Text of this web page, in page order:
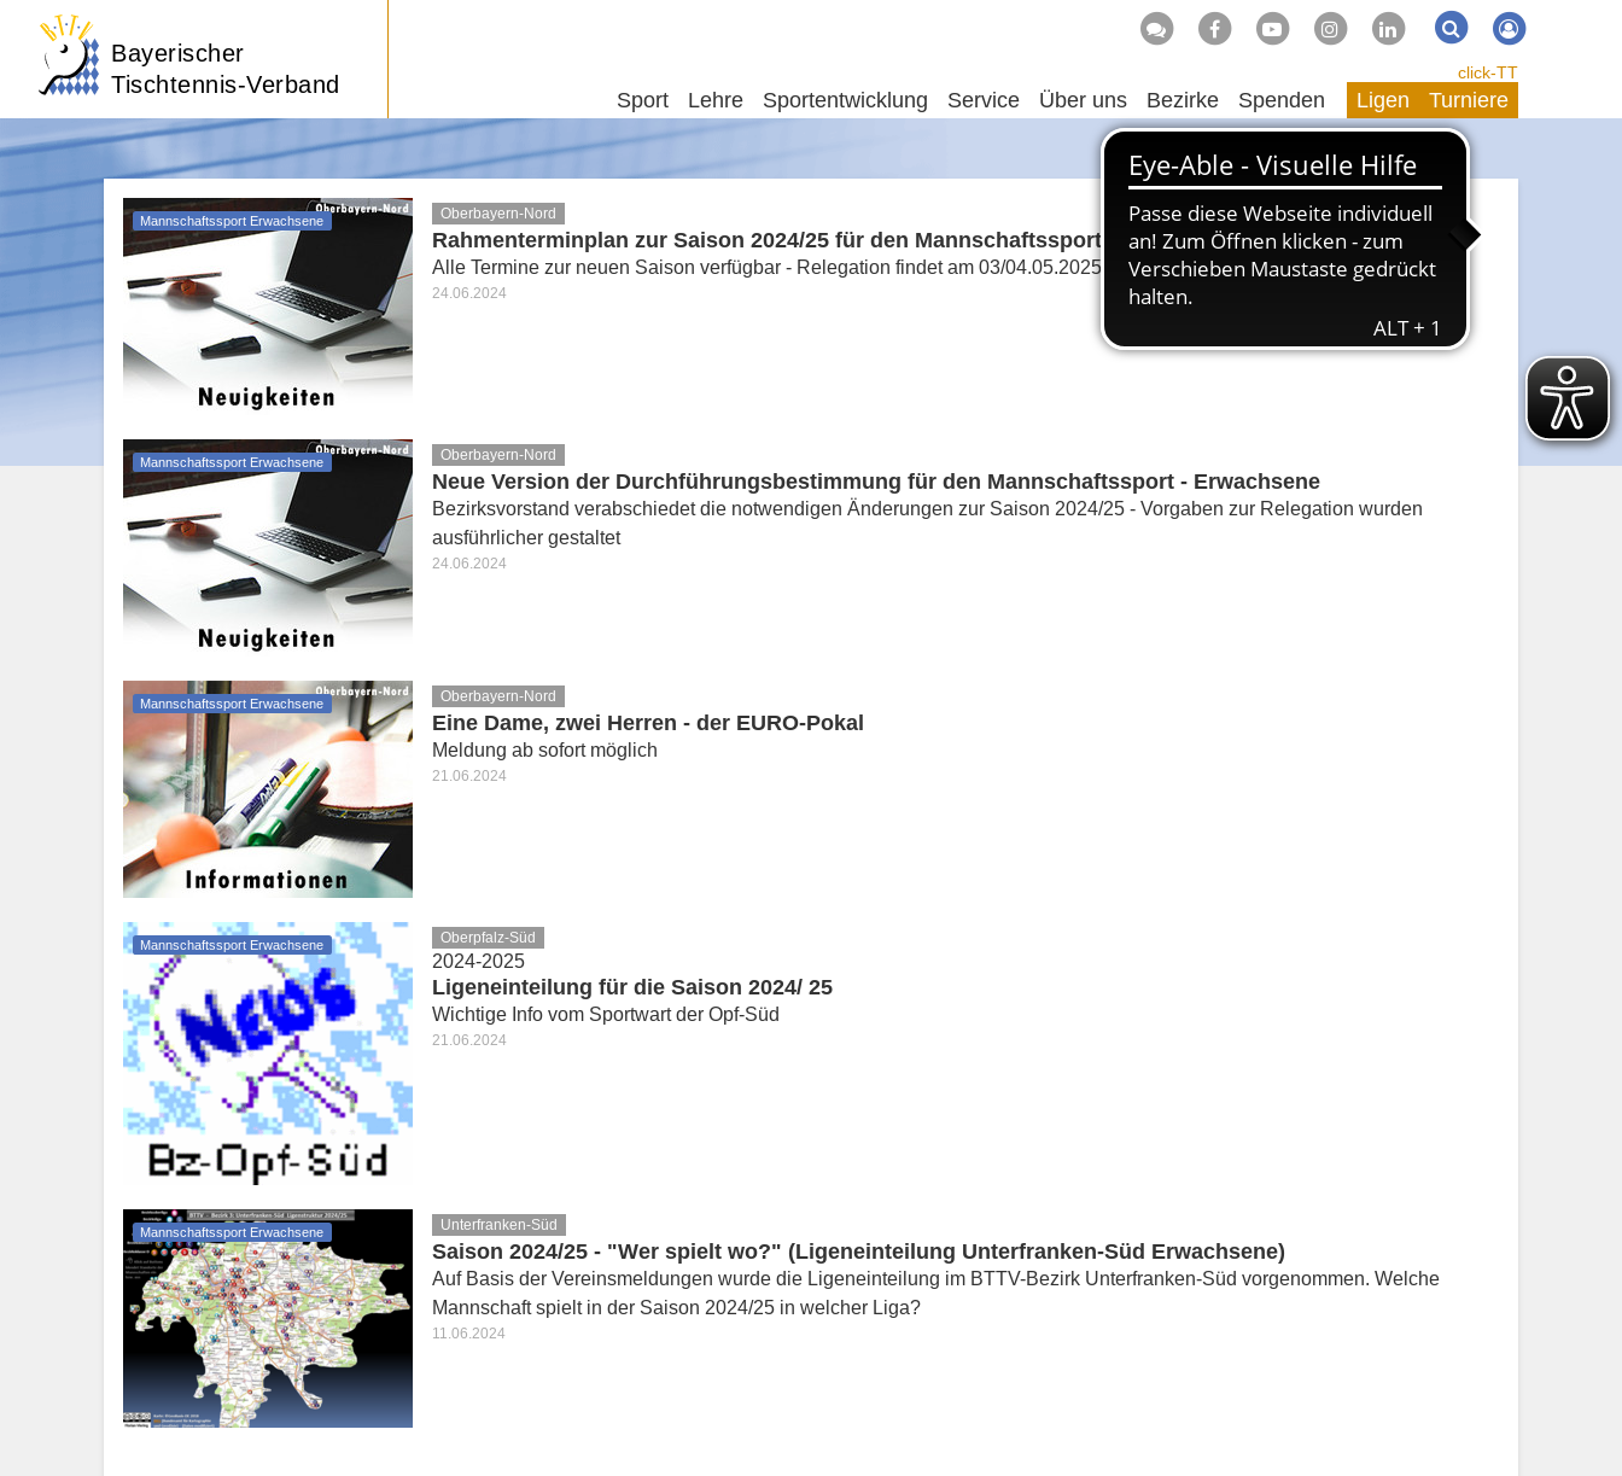
Bayerischer
Tischtennis-Verband
Suche Suchen
Sport Lehre Sportentwicklung Service Über uns Bezirke Spenden
click-TT
Ligen Turniere
Mannschaftssport Erwachsene Oberbayern-Nord
Rahmenterminplan zur Saison 2024/25 für den Mannschaftssport Erwachsene
Alle Termine zur neuen Saison verfügbar - Relegation findet am 03/04.05.2025 statt
24.06.2024
Mannschaftssport Erwachsene Oberbayern-Nord
Neue Version der Durchführungsbestimmung für den Mannschaftssport - Erwachsene
Bezirksvorstand verabschiedet die notwendigen Änderungen zur Saison 2024/25 - Vorgaben zur Relegation wurden
ausführlicher gestaltet
24.06.2024
Mannschaftssport Erwachsene Oberbayern-Nord
Eine Dame, zwei Herren - der EURO-Pokal
Meldung ab sofort möglich
21.06.2024
Mannschaftssport Erwachsene Oberpfalz-Süd
2024-2025
Ligeneinteilung für die Saison 2024/ 25
Wichtige Info vom Sportwart der Opf-Süd
21.06.2024
Mannschaftssport Erwachsene Unterfranken-Süd
Saison 2024/25 - "Wer spielt wo?" (Ligeneinteilung Unterfranken-Süd Erwachsene)
Auf Basis der Vereinsmeldungen wurde die Ligeneinteilung im BTTV-Bezirk Unterfranken-Süd vorgenommen. Welche
Mannschaft spielt in der Saison 2024/25 in welcher Liga?
11.06.2024